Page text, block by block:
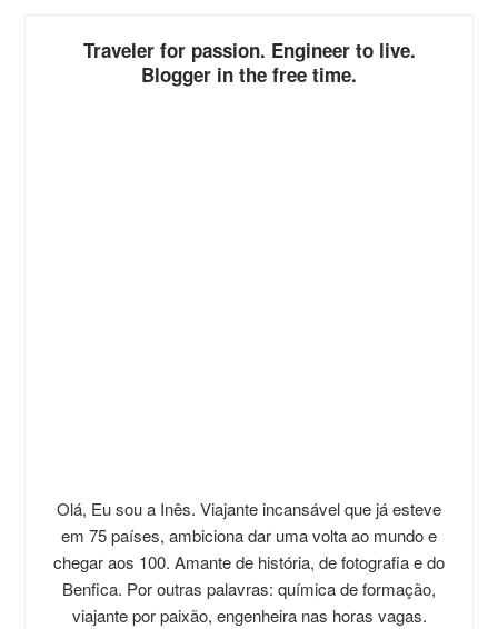
Traveler for passion. Engineer to live.
Blogger in the free time.
Olá, Eu sou a Inês. Viajante incansável que já esteve
em 75 países, ambiciona dar uma volta ao mundo e
chegar aos 100. Amante de história, de fotografia e do
Benfica. Por outras palavras: química de formação,
viajante por paixão, engenheira nas horas vagas.